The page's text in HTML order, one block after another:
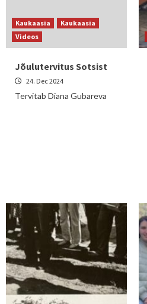
Kaukaasia
Kaukaasia
Videos
Jõulutervitus Sotsist
24. Dec 2024
Tervitab Diana Gubareva